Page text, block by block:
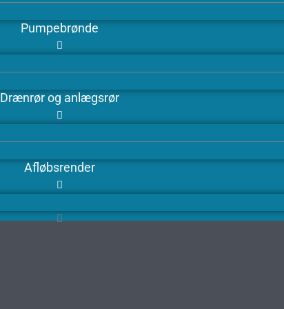
Pumpebrønde
Drænrør og anlægsrør
Afløbsrender